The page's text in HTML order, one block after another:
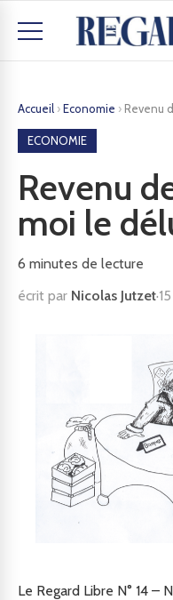
Accueil ›Economie › Revenu
ECONOMIE
Revenu
moi le
6 minutes de lecture
écrit par Nicolas Jutzet·
Le Regard Libre N° 14 –